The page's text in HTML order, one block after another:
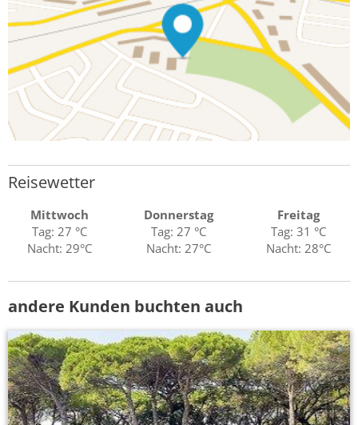
Reisewetter
Mittwoch
Tag: 27 °C
Nacht: 29°C
Donnerstag
Tag: 27 °C
Nacht: 27°C
Freitag
Tag: 31 °C
Nacht: 28°C
andere Kunden buchten auch